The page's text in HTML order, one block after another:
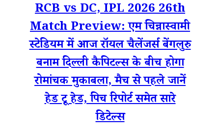
RCB vs DC, IPL 2026 26th
Match Preview: एम चिन्नास्वामी
स्टेडियम में आज रॉयल चैलेंजर्स बेंगलुरु
बनाम दिल्ली कैपिटल्स के बीच होगा
रोमांचक मुकाबला, मैच से पहले जानें
हेड टू हेड, पिच रिपोर्ट समेत सारे
डिटेल्स